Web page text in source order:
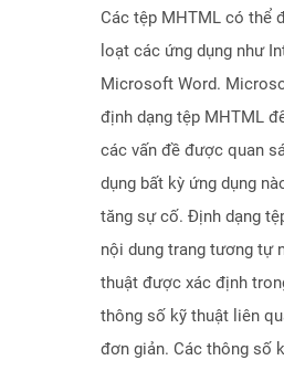
Các tệp MHTML có thể
loạt các ứng dụng như
Microsoft Word.
định dạng tệp MHTML
các vấn đề được quan
dụng bất kỳ ứng dụng
tăng sự cố. Định dạng
nội dung trang tương tự
thuật được xác định
thông số kỹ thuật liên
đơn giản. Các thông số